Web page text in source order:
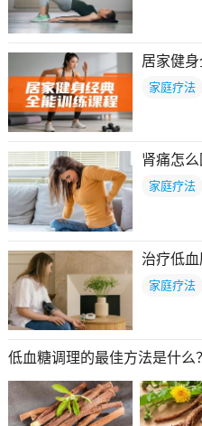
居家健
家庭疗法
肾痛怎么
家庭疗法
治疗低
家庭疗法
低血糖调理的最佳方法是什么